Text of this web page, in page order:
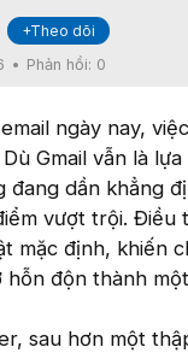
+Theo dõi
Phản hồi: 0
ngày nay,
Gmail vẫn là
đang dần khẳng
vượt trội. Điều
mặc định, khiến
độn thành
sau hơn một